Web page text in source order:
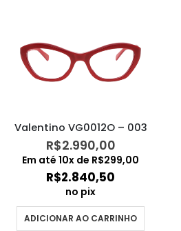
Valentino VG0012O – 003
R$2.990,00
Em até 10x de R$299,00
R$2.840,50
no pix
ADICIONAR AO CARRINHO